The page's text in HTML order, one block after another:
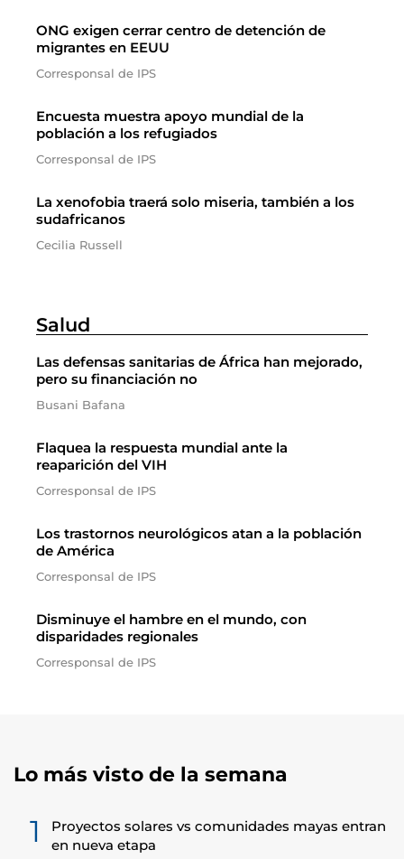
ONG exigen cerrar centro de detención de
migrantes en EEUU
Corresponsal de IPS
Encuesta muestra apoyo mundial de la
población a los refugiados
Corresponsal de IPS
La xenofobia traerá solo miseria, también a los
sudafricanos
Cecilia Russell
Salud
Las defensas sanitarias de África han mejorado,
pero su financiación no
Busani Bafana
Flaquea la respuesta mundial ante la
reaparición del VIH
Corresponsal de IPS
Los trastornos neurológicos atan a la población
de América
Corresponsal de IPS
Disminuye el hambre en el mundo, con
disparidades regionales
Corresponsal de IPS
Lo más visto de la semana
1
Proyectos solares vs comunidades mayas entran
en nueva etapa